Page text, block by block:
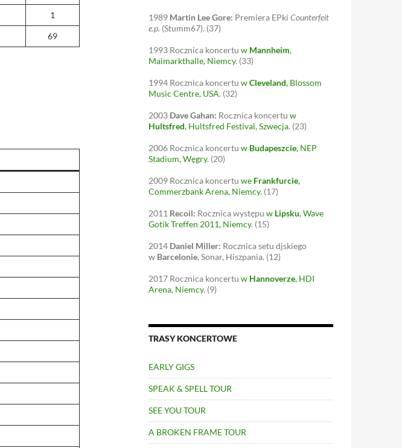
1
69
1989 Martin Lee Gore: Premiera EPki Counterfeit
e.p. (Stumm67). (37)
1993 Rocznica koncertu w Mannheim,
Maimarkthalle, Niemcy. (33)
1994 Rocznica koncertu wCleveland, Blossom
Music Centre, USA. (32)
2003 Dave Gahan: Rocznica koncertu w
Hultsfred, Hultsfred Festival, Szwecja. (23)
2006 Rocznica koncertu w Budapeszcie, NEP
Stadium, Węgry. (20)
2009 Rocznica koncertu we Frankfurcie,
Commerzbank Arena, Niemcy. (17)
2011 Recoil: Rocznica występu w Lipsku, Wave
Gotik Treffen 2011, Niemcy. (15)
2014 Daniel Miller: Rocznica setu djskiego
w Barcelonie, Sonar, Hiszpania. (12)
2017 Rocznica koncertu w Hannoverze, HDI
Arena, Niemcy. (9)
TRASY KONCERTOWE
EARLY GIGS
SPEAK & SPELL TOUR
SEE YOU TOUR
A BROKEN FRAME TOUR